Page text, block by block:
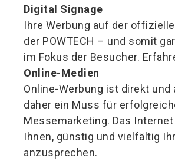
Digital Signage
Ihre Werbung auf der
der POWTECH – und somit
im Fokus der Besucher.
Online-Medien
Online-Werbung ist direkt und
daher ein Muss für
Messemarketing. Das
Ihnen, günstig und vielfältig
anzusprechen.